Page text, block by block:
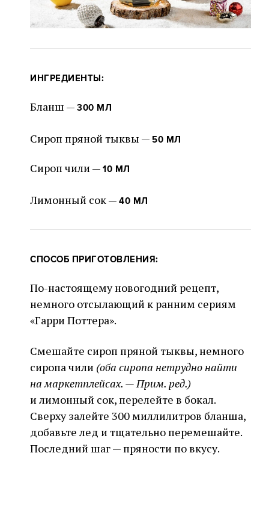
ИНГРЕДИЕНТЫ:
Бланш — 300 МЛ
Сироп пряной тыквы — 50 МЛ
Сироп чили — 10 МЛ
Лимонный сок — 40 МЛ
СПОСОБ ПРИГОТОВЛЕНИЯ:
По-настоящему новогодний рецепт,
немного отсылающий к ранним сериям
«Гарри Поттера».
Смешайте сироп пряной тыквы, немного
сиропа чили (оба сиропа нетрудно найти
на маркетплейсах. — Прим. ред.)
и лимонный сок, перелейте в бокал.
Сверху залейте 300 миллилитров бланша,
добавьте лед и тщательно перемешайте.
Последний шаг — пряности по вкусу.